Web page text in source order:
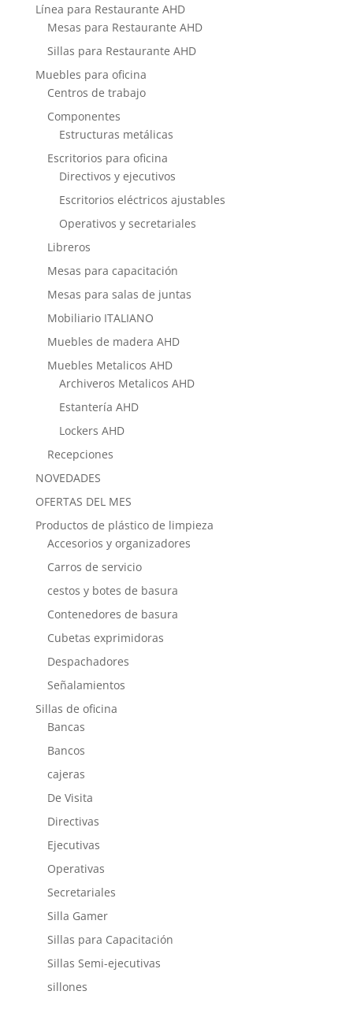
Línea para Restaurante AHD
Mesas para Restaurante AHD
Sillas para Restaurante AHD
Muebles para oficina
Centros de trabajo
Componentes
Estructuras metálicas
Escritorios para oficina
Directivos y ejecutivos
Escritorios eléctricos ajustables
Operativos y secretariales
Libreros
Mesas para capacitación
Mesas para salas de juntas
Mobiliario ITALIANO
Muebles de madera AHD
Muebles Metalicos AHD
Archiveros Metalicos AHD
Estantería AHD
Lockers AHD
Recepciones
NOVEDADES
OFERTAS DEL MES
Productos de plástico de limpieza
Accesorios y organizadores
Carros de servicio
cestos y botes de basura
Contenedores de basura
Cubetas exprimidoras
Despachadores
Señalamientos
Sillas de oficina
Bancas
Bancos
cajeras
De Visita
Directivas
Ejecutivas
Operativas
Secretariales
Silla Gamer
Sillas para Capacitación
Sillas Semi-ejecutivas
sillones